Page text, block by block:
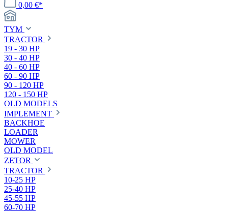
0,00 €*
TYM
TRACTOR
19 - 30 HP
30 - 40 HP
40 - 60 HP
60 - 90 HP
90 - 120 HP
120 - 150 HP
OLD MODELS
IMPLEMENT
BACKHOE
LOADER
MOWER
OLD MODEL
ZETOR
TRACTOR
10-25 HP
25-40 HP
45-55 HP
60-70 HP